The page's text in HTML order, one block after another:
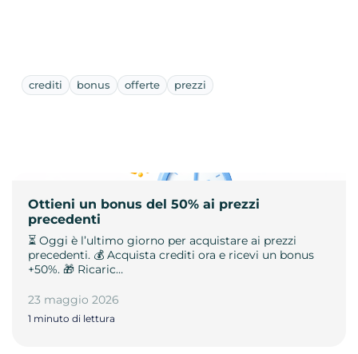
crediti bonus offerte prezzi
Ottieni un bonus del 50% ai prezzi
precedenti
⏳ Oggi è l’ultimo giorno per acquistare ai prezzi
precedenti. 💰 Acquista crediti ora e ricevi un bonus
+50%. 🎁 Ricaric…
23 maggio 2026
1 minuto di lettura